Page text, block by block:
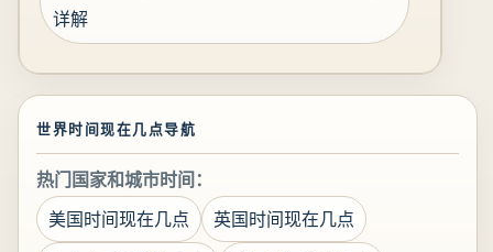
详解
世界时间现在几点导航
热门国家和城市时间：
美国时间现在几点
英国时间现在几点